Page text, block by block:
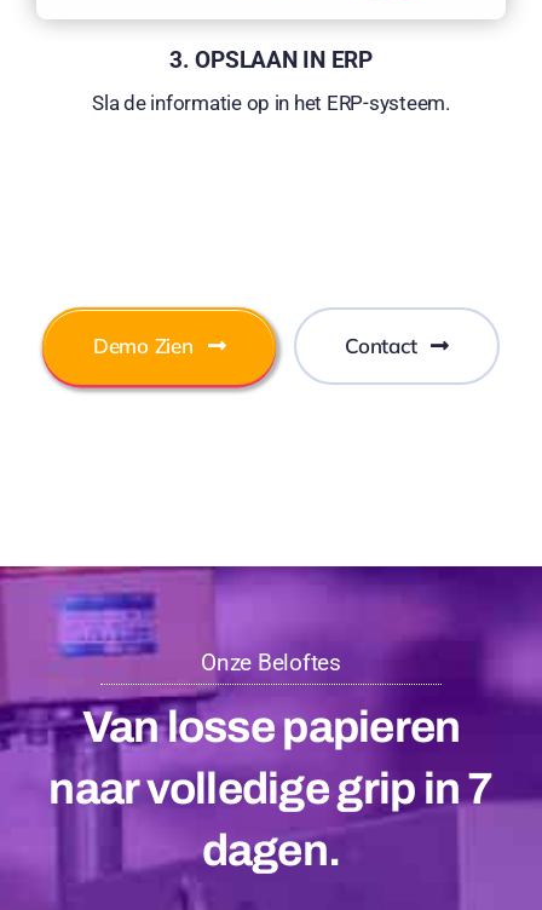
3. OPSLAAN IN ERP
Sla de informatie op in het ERP-systeem.
Demo Zien Contact
Onze Beloftes
Van losse papieren
naar volledige grip in 7
dagen.